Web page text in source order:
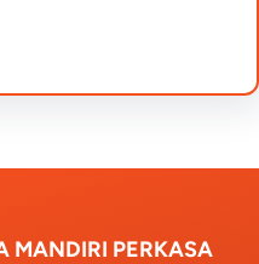
MANDIRI PERKASA